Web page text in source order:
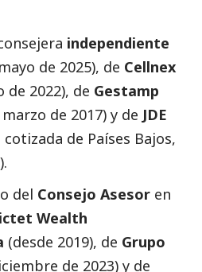
independiente
de 2025), de Cellnex
de 2022), de Gestamp
de 2017) y de JDE
cotizada de Países Bajos,
del Consejo Asesor en
Wealth
(desde 2019), de Grupo
de 2023) y de